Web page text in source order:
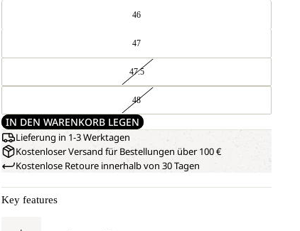
46
47
47.5
48
IN DEN WARENKORB LEGEN
Lieferung in 1-3 Werktagen
Kostenloser Versand für Bestellungen über 100 €
Kostenlose Retoure innerhalb von 30 Tagen
Key features